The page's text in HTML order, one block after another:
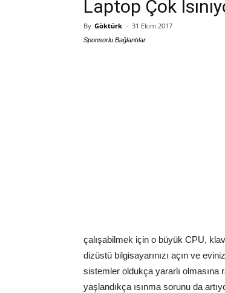
Laptop Çok
By Göktürk - 31 Ekim 2017
Sponsorlu Bağlantılar
çalışabilmek için o büyük CPU,
dizüstü bilgisayarınızı açın ve
sistemler oldukça yararlı olmasına
yaşlandıkça ısınma sorunu da